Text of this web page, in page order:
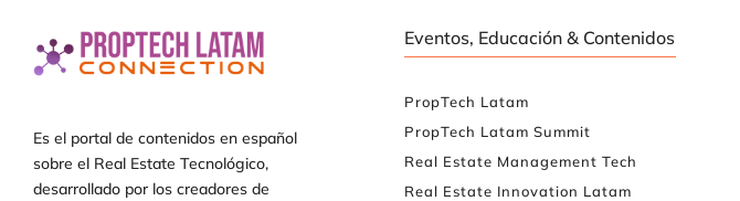
Es el portal de contenidos en español
sobre el Real Estate Tecnológico,
desarrollado por los creadores de
Eventos, Educación & Contenidos
PropTech Latam
PropTech Latam Summit
Real Estate Management Tech
Real Estate Innovation Latam